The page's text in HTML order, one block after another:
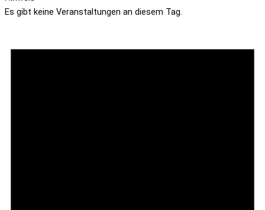
Es gibt keine Veranstaltungen an diesem Tag.